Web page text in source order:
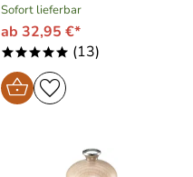
Sofort lieferbar
ab 32,95 €*
***** (13)